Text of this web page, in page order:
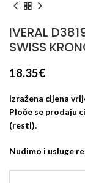
IVERAL
SWISS
18.35€
Izražena cijena
Ploče se prodaju
(restl).
Nudimo i usluge